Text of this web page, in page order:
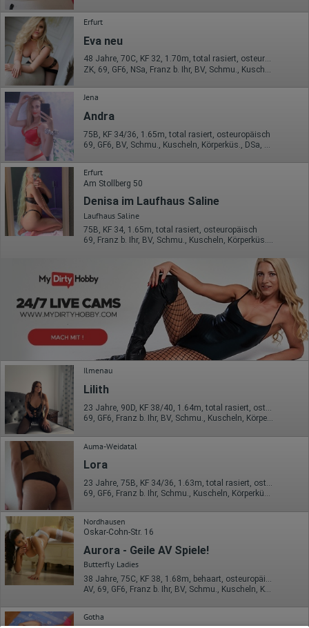
Erfurt
Eva neu
48 Jahre, 70C, KF 32, 1.70m, total rasiert, osteuropäisch
Jena
Andra
75B, KF 34/36, 1.65m, total rasiert, osteuropäisch
69, GF6, BV, Schmu., Kuscheln, Körperküs., DSa, DSp
Erfurt
Am Stollberg 50
Denisa im Laufhaus Saline
Laufhaus Saline
75B, KF 34, 1.65m, total rasiert, osteuropäisch
69, Franz b. Ihr, BV, Schmu., Kuscheln, Körperküs., EL, Mast.
Ilmenau
Lilith
23 Jahre, 90D, KF 38/40, 1.64m, total rasiert, osteuropäisch
69, GF6, Franz b. Ihr, BV, Schmu., Kuscheln, Körperküs., KBp
Auma-Weidatal
Lora
23 Jahre, 75B, KF 34/36, 1.63m, total rasiert, osteuropäisch
69, GF6, Franz b. Ihr, Schmu., Kuscheln, Körperküs., Mast., RS
Nordhausen
Oskar-Cohn-Str. 16
Aurora - Geile AV Spiele!
Butterfly Ladies
Gotha